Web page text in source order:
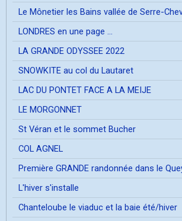
Le Mônetier les Bains vallée de Serre-
LONDRES en une page ...
LA GRANDE ODYSSEE 2022
SNOWKITE au col du Lautaret
LAC DU PONTET FACE A LA MEIJE
LE MORGONNET
St Véran et le sommet Bucher
COL AGNEL
Première GRANDE randonnée dans le
L'hiver s'installe
Chanteloube le viaduc et la baie été/hiver